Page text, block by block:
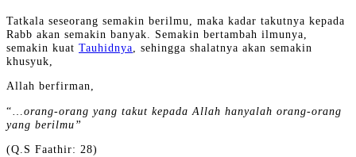
Tatkala seseorang semakin berilmu, maka kadar takutnya kepada
Rabb akan semakin banyak. Semakin bertambah ilmunya,
semakin kuat Tauhidnya , sehingga shalatnya akan semakin
khusyuk,
Allah berfirman,
“… orang-orang yang takut kepada Allah hanyalah orang-orang
yang berilmu”
(Q.S Faathir: 28)